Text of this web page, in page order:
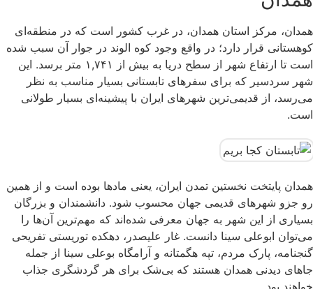
همدان، مرکز استان همدان، در غرب کشور است که در منطقه‌ای
کوهستانی قرار دارد؛ در واقع وجود کوه الوند در جوار آن سبب شده
است تا ارتفاع شهر از سطح دریا به بیش از ۱,۷۴۱ متر برسد. این
شهر سردسیر که برای سفرهای تابستانی بسیار مناسب به نظر
می‌رسد، از قدیمی‌ترین شهرهای ایران با پیشینه‌ای بسیار طولانی
است.
همدان پایتخت نخستین تمدن ایران، یعنی مادها بوده است و از همین
رو جزو شهرهای قدیمی جهان محسوب شود. دانشمندان و بزرگان
بسیاری از این شهر به جهان معرفی شده‌اند که مهم‌ترین آن‌ها را
می‌توان ابوعلی سینا دانست. غار علیصدر، دهکده توریستی تفریحی
گنجنامه، پارک مردم، تپه هگمتانه و آرامگاه بوعلی سینا از جمله
جاهای دیدنی همدان هستند که بی‌شک برای هر گردشگری جذاب